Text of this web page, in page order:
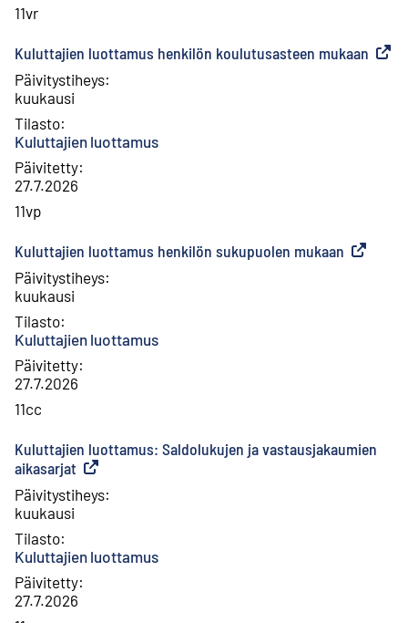
11vr
Kuluttajien luottamus henkilön koulutusasteen mukaan
Päivitystiheys:
kuukausi
Tilasto:
Kuluttajien luottamus
Päivitetty:
27.7.2026
11vp
Kuluttajien luottamus henkilön sukupuolen mukaan
Päivitystiheys:
kuukausi
Tilasto:
Kuluttajien luottamus
Päivitetty:
27.7.2026
11cc
Kuluttajien luottamus: Saldolukujen ja vastausjakaumien
aikasarjat Ulkoinen linkki
Päivitystiheys:
kuukausi
Tilasto:
Kuluttajien luottamus
Päivitetty:
27.7.2026